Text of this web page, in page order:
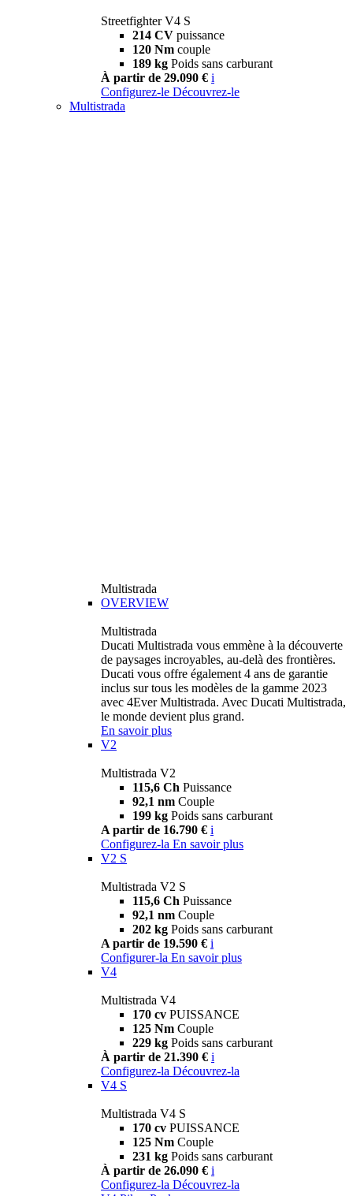
Streetfighter V4 S
214 CV puissance
120 Nm couple
189 kg Poids sans carburant
À partir de 29.090 € i
Configurez-le Découvrez-le
Multistrada
Multistrada
OVERVIEW
Multistrada
Ducati Multistrada vous emmène à la découverte
de paysages incroyables, au-delà des frontières.
Ducati vous offre également 4 ans de garantie
inclus sur tous les modèles de la gamme 2023
avec 4Ever Multistrada. Avec Ducati Multistrada,
le monde devient plus grand.
En savoir plus
V2
Multistrada V2
115,6 Ch Puissance
92,1 nm Couple
199 kg Poids sans carburant
A partir de 16.790 € i
Configurez-la En savoir plus
V2 S
Multistrada V2 S
115,6 Ch Puissance
92,1 nm Couple
202 kg Poids sans carburant
A partir de 19.590 € i
Configurer-la En savoir plus
V4
Multistrada V4
170 cv PUISSANCE
125 Nm Couple
229 kg Poids sans carburant
À partir de 21.390 € i
Configurez-la Découvrez-la
V4 S
Multistrada V4 S
170 cv PUISSANCE
125 Nm Couple
231 kg Poids sans carburant
À partir de 26.090 € i
Configurez-la Découvrez-la